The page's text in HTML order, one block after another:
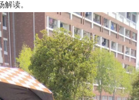
解读。